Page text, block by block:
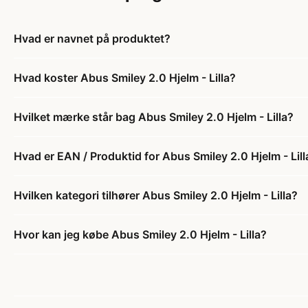
Hvad er navnet på produktet?
Hvad koster Abus Smiley 2.0 Hjelm - Lilla?
Hvilket mærke står bag Abus Smiley 2.0 Hjelm - Lilla?
Hvad er EAN / Produktid for Abus Smiley 2.0 Hjelm -
Hvilken kategori tilhører Abus Smiley 2.0 Hjelm - Lilla?
Hvor kan jeg købe Abus Smiley 2.0 Hjelm - Lilla?